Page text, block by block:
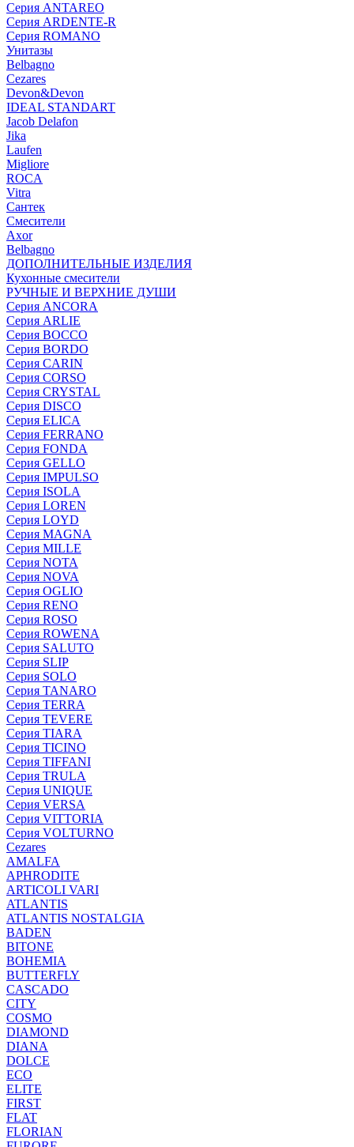
Серия ANTAREO
Серия ARDENTE-R
Серия ROMANO
Унитазы
Belbagno
Cezares
Devon&Devon
IDEAL STANDART
Jacob Delafon
Jika
Laufen
Migliore
ROCA
Vitra
Сантек
Смесители
Axor
Belbagno
ДОПОЛНИТЕЛЬНЫЕ ИЗДЕЛИЯ
Кухонные смесители
РУЧНЫЕ И ВЕРХНИЕ ДУШИ
Серия ANCORA
Серия ARLIE
Серия BOCCO
Серия BORDO
Серия CARIN
Серия CORSO
Серия CRYSTAL
Серия DISCO
Серия ELICA
Серия FERRANO
Серия FONDA
Серия GELLO
Серия IMPULSO
Серия ISOLA
Серия LOREN
Серия LOYD
Серия MAGNA
Серия MILLE
Серия NOTA
Серия NOVA
Серия OGLIO
Серия RENO
Серия ROSO
Серия ROWENA
Серия SALUTO
Серия SLIP
Серия SOLO
Серия TANARO
Серия TERRA
Серия TEVERE
Серия TIARA
Серия TICINO
Серия TIFFANI
Серия TRULA
Серия UNIQUE
Серия VERSA
Серия VITTORIA
Серия VOLTURNO
Cezares
AMALFA
APHRODITE
ARTICOLI VARI
ATLANTIS
ATLANTIS NOSTALGIA
BADEN
BITONE
BOHEMIA
BUTTERFLY
CASCADO
CITY
COSMO
DIAMOND
DIANA
DOLCE
ECO
ELITE
FIRST
FLAT
FLORIAN